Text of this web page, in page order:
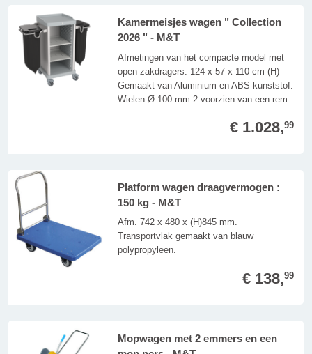
Kamermeisjes wagen " Collection
2026 " - M&T
Afmetingen van het compacte model met
open zakdragers: 124 x 57 x 110 cm (H)
Gemaakt van Aluminium en ABS-kunststof.
Wielen Ø 100 mm 2 voorzien van een rem.
€ 1.028,99
Platform wagen draagvermogen :
150 kg - M&T
Afm. 742 x 480 x (H)845 mm.
Transportvlak gemaakt van blauw
polypropyleen.
€ 138,99
Mopwagen met 2 emmers en een